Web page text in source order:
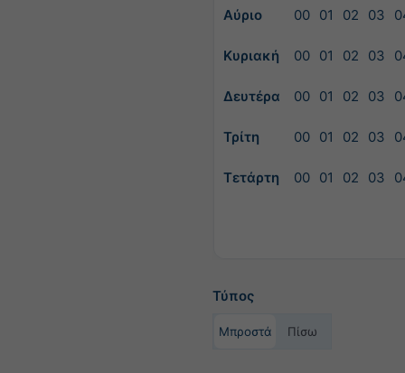
Αύριο 00 01 02 03
Κυριακή 00 01 02 03
Δευτέρα 00 01 02 03
Τρίτη 00 01 02 03
Τετάρτη 00 01 02 03
Τύπος
Μπροστά Πίσω